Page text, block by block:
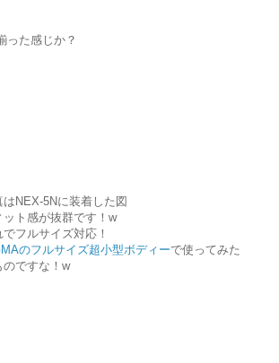
った感じか？
はNEX-5Nに装着した図
ット感が抜群です！w
でフルサイズ対応！
のフルサイズ超小型ボディーで使ってみた
のですな！w